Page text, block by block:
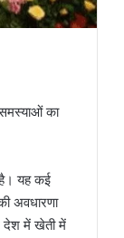
का
है। यह कई
अवधारणा
देश में खेती में